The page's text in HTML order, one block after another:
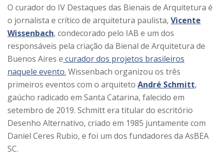
O curador do IV Destaques das Bienais de Arquitetura é
o jornalista e crítico de arquitetura paulista, Vicente
Wissenbach, condecorado pelo IAB e um dos
responsáveis pela criação da Bienal de Arquitetura de
Buenos Aires e curador dos projetos brasileiros
naquele evento. Wissenbach organizou os três
primeiros eventos com o arquiteto André Schmitt,
gaúcho radicado em Santa Catarina, falecido em
setembro de 2019. Schmitt era titular do escritório
Desenho Alternativo, criado em 1985 juntamente com
Daniel Ceres Rubio, e foi um dos fundadores da AsBEA
SC.